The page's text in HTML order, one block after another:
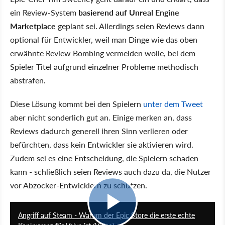
ein Review-System basierend auf Unreal Engine
Marketplace geplant sei. Allerdings seien Reviews dann
optional für Entwickler, weil man Dinge wie das oben
erwähnte Review Bombing vermeiden wolle, bei dem
Spieler Titel aufgrund einzelner Probleme methodisch
abstrafen.
Diese Lösung kommt bei den Spielern unter dem Tweet
aber nicht sonderlich gut an. Einige merken an, dass
Reviews dadurch generell ihren Sinn verlieren oder
befürchten, dass kein Entwickler sie aktivieren wird.
Zudem sei es eine Entscheidung, die Spielern schaden
kann - schließlich seien Reviews auch dazu da, die Nutzer
vor Abzocker-Entwicklern zu schützen.
Angriff auf Steam - Warum der Epic Store die erste echte